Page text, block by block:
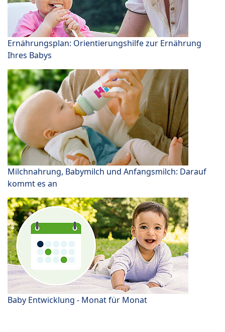
Ernährungsplan: Orientierungshilfe zur Ernährung
Ihres Babys
Milchnahrung, Babymilch und Anfangsmilch: Darauf
kommt es an
Baby Entwicklung - Monat für Monat